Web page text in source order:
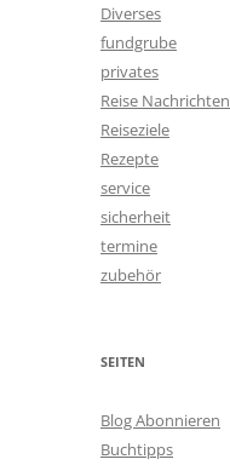
Diverses
fundgrube
privates
Reise Nachrichten
Reiseziele
Rezepte
service
sicherheit
termine
zubehör
SEITEN
Blog Abonnieren
Buchtipps